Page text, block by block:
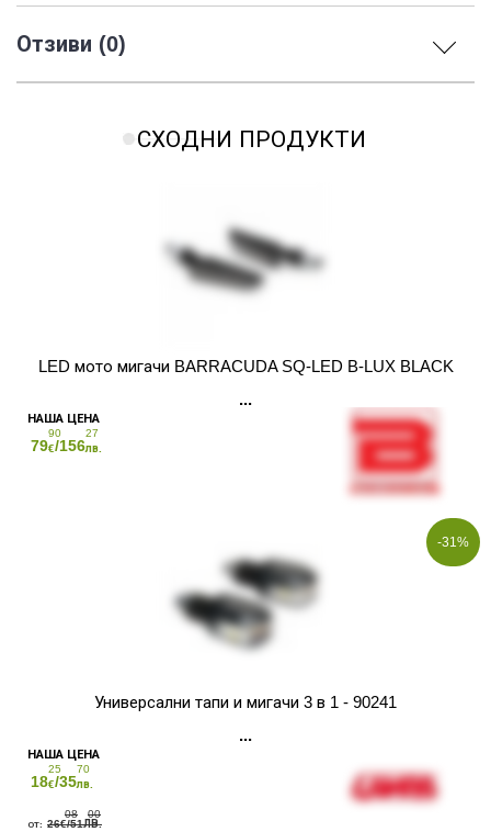
Отзиви (0)
СХОДНИ ПРОДУКТИ
LED мото мигачи BARRACUDA SQ-LED B-LUX BLACK
79
90
€/156
27
лв.
-31%
Универсални тапи и мигачи 3 в 1 - 90241
18
25
€/35
70
лв.
26
08
€/51
00
ЛВ.